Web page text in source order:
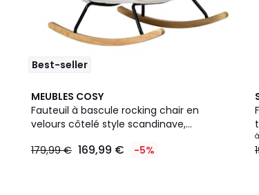
Best-seller
MEUBLES COSY
Fauteuil à bascule rocking chair en
velours côtelé style scandinave,
€
179,99 € 169,99 € -5%
4
/
5
2
Couleurs
3